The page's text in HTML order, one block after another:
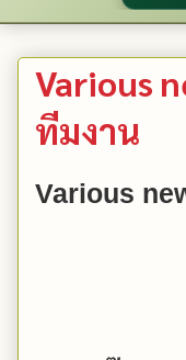
Various
ทีมงาน
Various